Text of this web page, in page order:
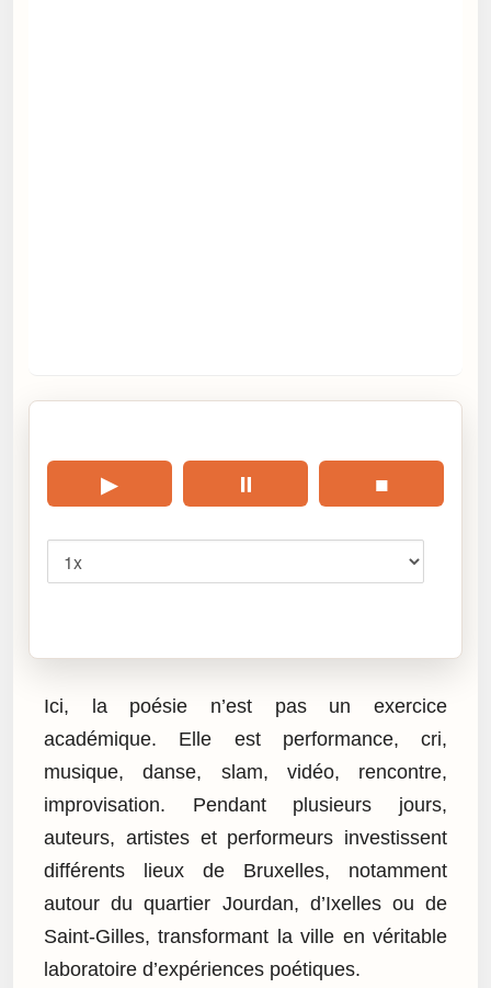
▶ ⏸ ■
Ici, la poésie n’est pas un exercice
académique. Elle est performance, cri,
musique, danse, slam, vidéo, rencontre,
improvisation. Pendant plusieurs jours,
auteurs, artistes et performeurs investissent
différents lieux de Bruxelles, notamment
autour du quartier Jourdan, d’Ixelles ou de
Saint-Gilles, transformant la ville en véritable
laboratoire d’expériences poétiques.